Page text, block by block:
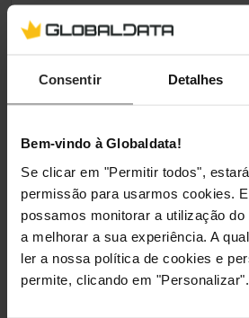
Consentir Detalhes
Bem-vindo à Globaldata!
Se clicar em "Permitir todos",
permissão para usarmos cookies.
possamos monitorar a utilização
a melhorar a sua experiência. A
ler a nossa política de cookies e
permite, clicando em "Personalizar".
Capacidade
7 Ah
pilhas
Tempo de
backup (meia
máxima)
0,46 min